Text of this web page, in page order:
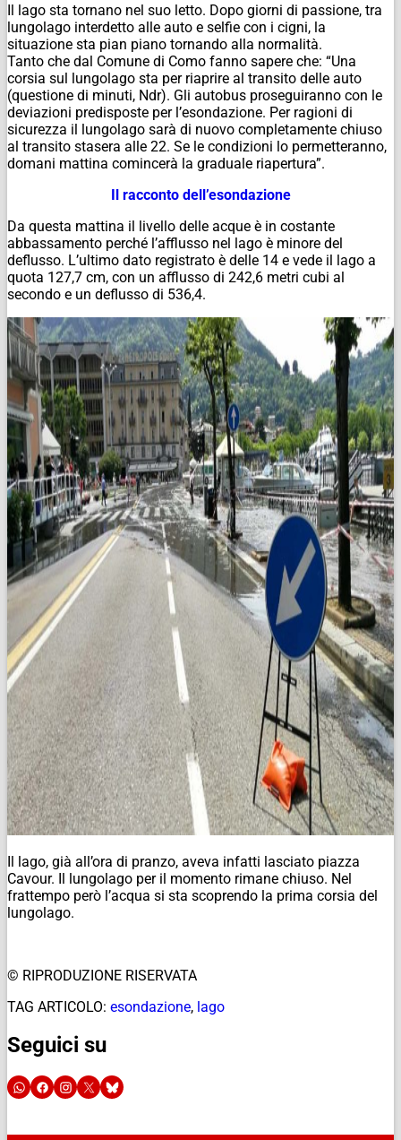
Il lago sta tornano nel suo letto. Dopo giorni di passione, tra
lungolago interdetto alle auto e selfie con i cigni, la
situazione sta pian piano tornando alla normalità.
Tanto che dal Comune di Como fanno sapere che: “Una
corsia sul lungolago sta per riaprire al transito delle auto
(questione di minuti, Ndr). Gli autobus proseguiranno con le
deviazioni predisposte per l’esondazione. Per ragioni di
sicurezza il lungolago sarà di nuovo completamente chiuso
al transito stasera alle 22. Se le condizioni lo permetteranno,
domani mattina comincerà la graduale riapertura”.
Il racconto dell’esondazione
Da questa mattina il livello delle acque è in costante
abbassamento perché l’afflusso nel lago è minore del
deflusso. L’ultimo dato registrato è delle 14 e vede il lago a
quota 127,7 cm, con un afflusso di 242,6 metri cubi al
secondo e un deflusso di 536,4.
Il lago, già all’ora di pranzo, aveva infatti lasciato piazza
Cavour. Il lungolago per il momento rimane chiuso. Nel
frattempo però l’acqua si sta scoprendo la prima corsia del
lungolago.
© RIPRODUZIONE RISERVATA
TAG ARTICOLO: esondazione, lago
Seguici su